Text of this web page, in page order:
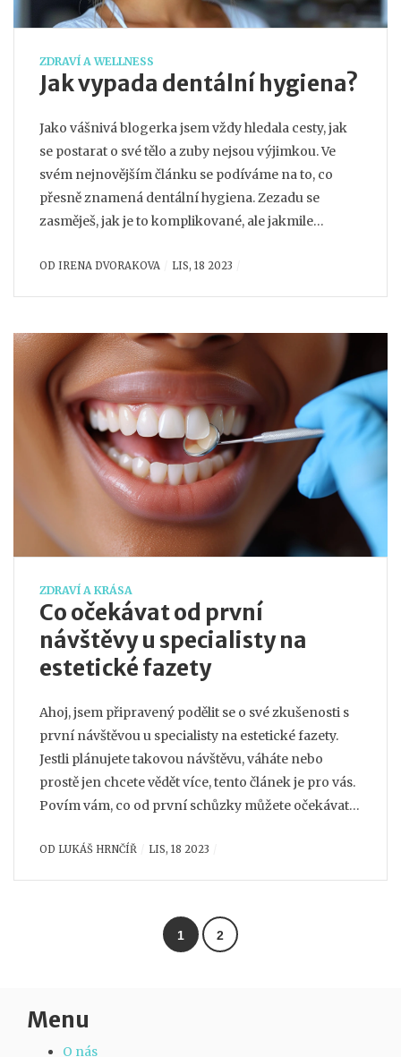
ZDRAVÍ A WELLNESS
Jak vypada dentální hygiena?
Jako vášnivá blogerka jsem vždy hledala cesty, jak
se postarat o své tělo a zuby nejsou výjimkou. Ve
svém nejnovějším článku se podíváme na to, co
přesně znamená dentální hygiena. Zezadu se
zasměješ, jak je to komplikované, ale jakmile
hračka. Prozkoumáme vše od správného čištění
vaší ústní hygieny.
OD IRENA DVORAKOVA LIS, 18 2023
ZDRAVÍ A KRÁSA
Co očekávat od první
návštěvy u specialisty na
estetické fazety
Ahoj, jsem připravený podělit se o své zkušenosti s
první návštěvou u specialisty na estetické fazety.
Jestli plánujete takovou návštěvu, váháte nebo
prostě jen chcete vědět více, tento článek je pro vás.
Povím vám, co od první schůzky můžete očekávat,
díky mému nestrannému pohledu vám poskytnu
OD LUKÁŠ HRNČÍŘ LIS, 18 2023
1 2
Menu
O nás